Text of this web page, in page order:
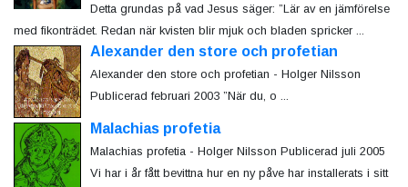
Detta grundas på vad Jesus säger: ”Lär av en jämförelse
med fikonträdet. Redan när kvisten blir mjuk och bladen spricker ...
Alexander den store och profetian
Alexander den store och profetian - Holger Nilsson
Publicerad februari 2003 ”När du, o ...
Malachias profetia
Malachias profetia - Holger Nilsson Publicerad juli 2005
Vi har i år fått bevittna hur en ny påve har installerats i sitt